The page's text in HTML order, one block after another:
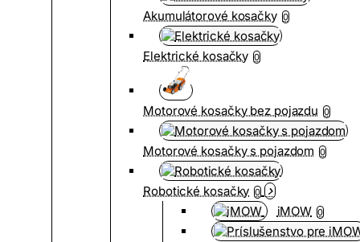
Akumulátorové kosačky 0
Elektrické kosačky 0
Motorové kosačky bez pojazdu 0
Motorové kosačky s pojazdom 0
Robotické kosačky 0
iMOW 0